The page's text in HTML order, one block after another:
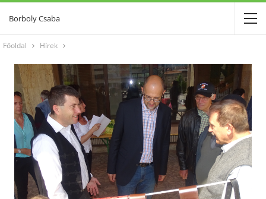
Borboly Csaba
Főoldal Hírek